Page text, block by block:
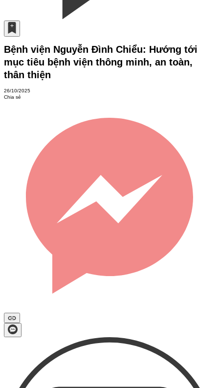
Bệnh viện Nguyễn Đình Chiểu: Hướng tới
mục tiêu bệnh viện thông minh, an toàn,
thân thiện
26/10/2025
Chia sẻ